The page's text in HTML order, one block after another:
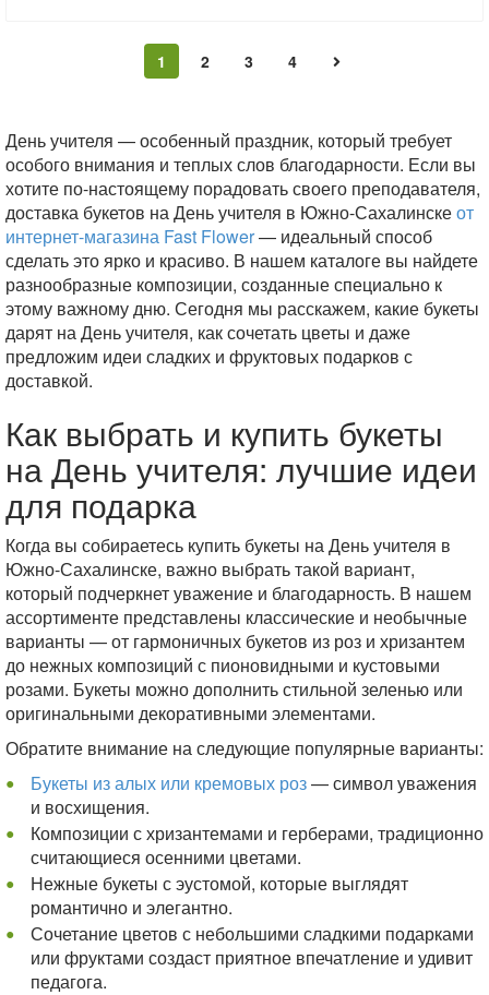
1 2 3 4
День учителя — особенный праздник, который требует
особого внимания и теплых слов благодарности. Если вы
хотите по-настоящему порадовать своего преподавателя,
доставка букетов на День учителя в Южно-Сахалинскеот
интернет-магазина Fast Flower— идеальный способ
сделать это ярко и красиво. В нашем каталоге вы найдете
разнообразные композиции, созданные специально к
этому важному дню. Сегодня мы расскажем, какие букеты
дарят на День учителя, как сочетать цветы и даже
предложим идеи сладких и фруктовых подарков с
доставкой.
Как выбрать и купить букеты
на День учителя: лучшие идеи
для подарка
Когда вы собираетесь купить букеты на День учителя в
Южно-Сахалинске, важно выбрать такой вариант,
который подчеркнет уважение и благодарность. В нашем
ассортименте представлены классические и необычные
варианты — от гармоничных букетов из роз и хризантем
до нежных композиций с пионовидными и кустовыми
розами. Букеты можно дополнить стильной зеленью или
оригинальными декоративными элементами.
Обратите внимание на следующие популярные варианты:
Букеты из алых или кремовых роз— символ уважения
и восхищения.
Композиции с хризантемами и герберами, традиционно
считающиеся осенними цветами.
Нежные букеты с эустомой, которые выглядят
романтично и элегантно.
Сочетание цветов с небольшими сладкими подарками
или фруктами создаст приятное впечатление и удивит
педагога.